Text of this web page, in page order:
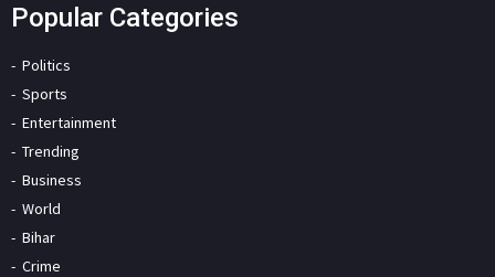
Popular Categories
Politics
Sports
Entertainment
Trending
Business
World
Bihar
Crime